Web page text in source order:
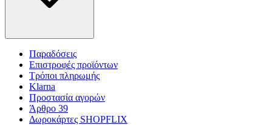
Παραδόσεις
Επιστροφές προϊόντων
Τρόποι πληρωμής
Klarna
Προστασία αγορών
Άρθρο 39
Δωροκάρτες SHOPFLIX